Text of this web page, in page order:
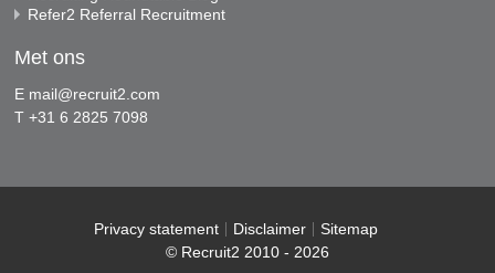
Refer2 Referral Recruitment
Met ons
E mail@recruit2.com
T +31 6 2825 7098
Privacy statement Disclaimer
Sitemap
© Recruit2 2010 - 2026